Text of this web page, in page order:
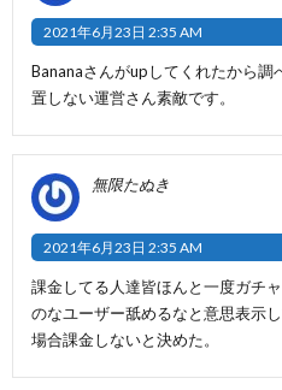
2021年6月23日 2:35 AM
Bananaさんがupしてくれたから
置しない運営さん素敵です。
無限たぬき
2021年6月23日 2:35 AM
課金してる人達皆ほんと一度ガチ
のなユーザー舐めるなと意思表示
場合課金しないと決めた。